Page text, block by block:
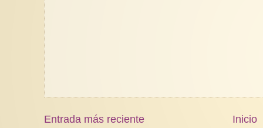
Entrada más reciente
Inicio